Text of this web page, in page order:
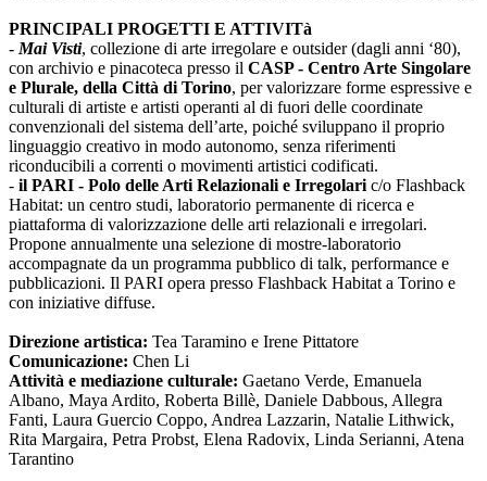
PRINCIPALI PROGETTI E ATTIVITà
- Mai Visti, collezione di arte irregolare e outsider (dagli anni ‘80),
con archivio e pinacoteca presso il CASP - Centro Arte Singolare
e Plurale, della Città di Torino, per valorizzare forme espressive e
culturali di artiste e artisti operanti al di fuori delle coordinate
convenzionali del sistema dell’arte, poiché sviluppano il proprio
linguaggio creativo in modo autonomo, senza riferimenti
riconducibili a correnti o movimenti artistici codificati.
- il PARI - Polo delle Arti Relazionali e Irregolari c/o Flashback
Habitat: un centro studi, laboratorio permanente di ricerca e
piattaforma di valorizzazione delle arti relazionali e irregolari.
Propone annualmente una selezione di mostre-laboratorio
accompagnate da un programma pubblico di talk, performance e
pubblicazioni. Il PARI opera presso Flashback Habitat a Torino e
con iniziative diffuse.
Direzione artistica: Tea Taramino e Irene Pittatore
Comunicazione: Chen Li
Attività e mediazione culturale: Gaetano Verde, Emanuela
Albano, Maya Ardito, Roberta Billè, Daniele Dabbous, Allegra
Fanti, Laura Guercio Coppo, Andrea Lazzarin, Natalie Lithwick,
Rita Margaira, Petra Probst, Elena Radovix, Linda Serianni, Atena
Tarantino